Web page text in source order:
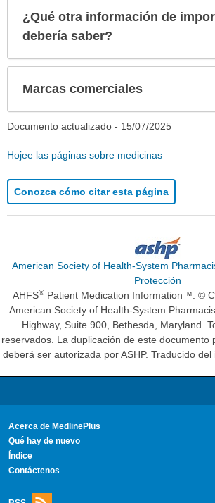
¿Qué otra información de
debería saber?
Marcas comerciales
Documento actualizado - 15/07/2025
Hojee las páginas sobre medicinas
Conozca cómo citar esta página
American Society of Health-System
Protección
AHFS® Patient Medication Information™. ©
American Society of Health-System
Highway, Suite 900, Bethesda, Maryland.
reservados. La duplicación de este documento
deberá ser autorizada por ASHP. Traducido
Acerca de MedlinePlus
Qué hay de nuevo
Índice
Contáctenos